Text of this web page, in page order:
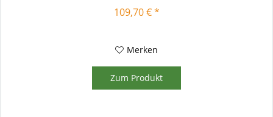
109,70 € *
Merken
Zum Produkt